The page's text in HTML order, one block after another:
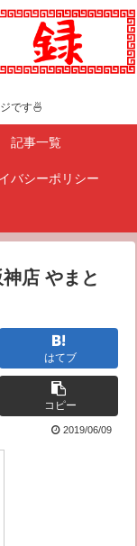
です🍜
記事一覧
バシーポリシー
店 やまと
はてブ
コピー
2019/06/09